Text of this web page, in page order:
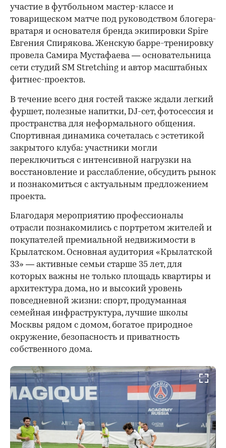
участие в футбольном мастер-классе и
товарищеском матче под руководством блогера-
вратаря и основателя бренда экипировки Spire
Евгения Спирякова. Женскую барре-тренировку
провела Самира Мустафаева — основательница
сети студий SM Stretching и автор масштабных
фитнес-проектов.
В течение всего дня гостей также ждали легкий
фуршет, полезные напитки, DJ-сет, фотосессия и
пространства для неформального общения.
Спортивная динамика сочеталась с эстетикой
закрытого клуба: участники могли
переключиться с интенсивной нагрузки на
восстановление и расслабление, обсудить рынок
и познакомиться с актуальным предложением
проекта.
Благодаря мероприятию профессионалы
отрасли познакомились с портретом жителей и
покупателей премиальной недвижимости в
Крылатском. Основная аудитория «Крылатской
33» — активные семьи старше 35 лет, для
которых важны не только площадь квартиры и
архитектура дома, но и высокий уровень
повседневной жизни: спорт, продуманная
семейная инфраструктура, лучшие школы
Москвы рядом с домом, богатое природное
окружение, безопасность и приватность
собственного дома.